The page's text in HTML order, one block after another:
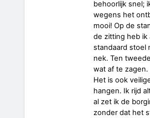
behoorlijk snel;
wegens het
mooi! Op de
de zitting heb ik
standaard stoel
nek. Ten
wat af te
Het is ook
hangen. Ik rijd
al zet ik de
zonder dat het